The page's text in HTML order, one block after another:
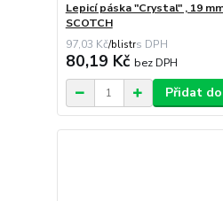
Lepicí páska "Crystal" , 19
SCOTCH
97,03 Kč/blistr
80,19 Kč bez DPH
Přidat